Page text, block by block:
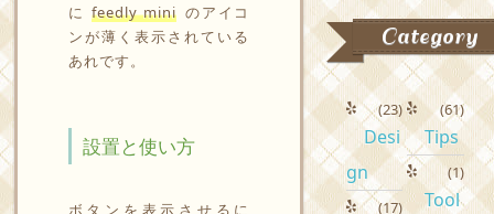
に feedly mini のアイコ
ンが薄く表示されている
あれです。
設置と使い方
ボタンを表示させるに
Category
Desi
gn
(23)
(17)
Tips
(61)
Tool
(1)